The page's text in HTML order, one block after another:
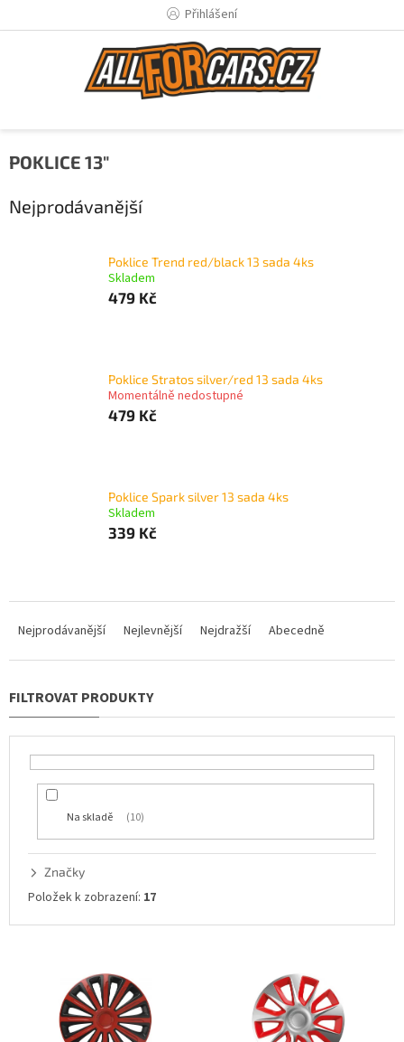
Přihlášení
POKLICE 13"
Nejprodávanější
Poklice Trend red/black 13 sada 4ks
Skladem
479 Kč
Poklice Stratos silver/red 13 sada 4ks
Momentálně nedostupné
479 Kč
Poklice Spark silver 13 sada 4ks
Skladem
339 Kč
n
Nejprodávanější Nejlevnější Nejdražší Abecedně
Na skladě 10
Značky
Položek k zobrazení: 17